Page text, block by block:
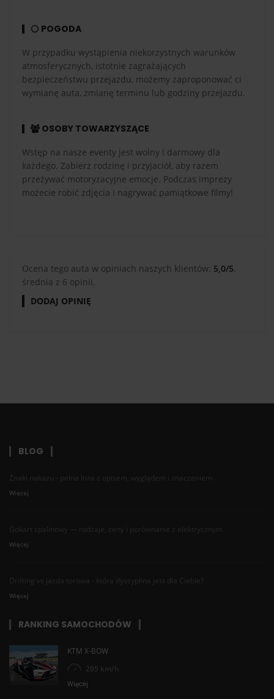
POGODA
W przypadku wystąpienia niekorzystnych warunków
atmosferycznych, istotnie zagrażających
bezpieczeństwu przejazdu, możemy zaproponować ci
wymianę auta, zmianę terminu lub godziny przejazdu.
OSOBY TOWARZYSZĄCE
Wstęp na nasze eventy jest wolny i darmowy dla
każdego. Zabierz rodzinę i przyjaciół, aby razem
przeżywać motoryzacyjne emocje. Podczas imprezy
możecie robić zdjęcia i nagrywać pamiątkowe filmy!
Ocena tego auta w opiniach naszych klientów: 5,0/5,
średnia z 6 opinii.
DODAJ OPINIĘ
BLOG
Znaki nakazu - pełna lista z opisem, wyglądem i znaczeniem
Więcej
Gokart spalinowy — rodzaje, ceny i porównanie z elektrycznym
Więcej
Drifting vs jazda torowa - która dyscyplina jest dla Ciebie?
Więcej
RANKING SAMOCHODÓW
KTM X-BOW
295 km/h
Więcej